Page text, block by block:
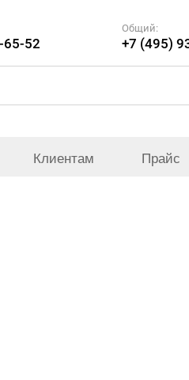
65-52
Общий:
+7 (495)
Клиентам Прайс